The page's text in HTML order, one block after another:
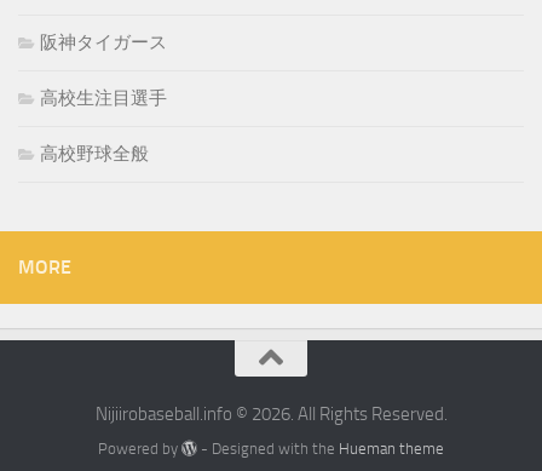
阪神タイガース
高校生注目選手
高校野球全般
MORE
Nijiirobaseball.info © 2026. All Rights Reserved.
Powered by - Designed with the Hueman theme